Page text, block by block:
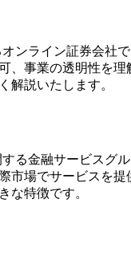
ンライン証券会社
、事業の透明性を
解説いたします。
る金融サービスグ
市場でサービスを
な特徴です。